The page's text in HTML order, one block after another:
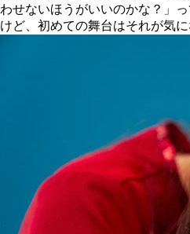
わせないほうがいいのかな？」
けど、初めての舞台はそれが気